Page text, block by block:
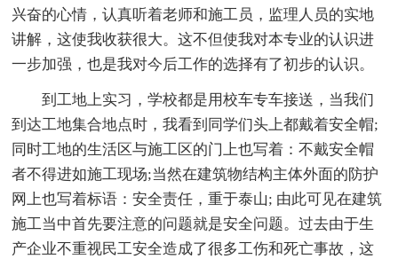
兴奋的心情，认真听着老师和施工员，监理人员的实地
讲解，这使我收获很大。这不但使我对本专业的认识进
一步加强，也是我对今后工作的选择有了初步的认识。
到工地上实习，学校都是用校车专车接送，当我们
到达工地集合地点时，我看到同学们头上都戴着安全帽;
同时工地的生活区与施工区的门上也写着：不戴安全帽
者不得进如施工现场;当然在建筑物结构主体外面的防护
网上也写着标语：安全责任，重于泰山; 由此可见在建筑
施工当中首先要注意的问题就是安全问题。过去由于生
产企业不重视民工安全造成了很多工伤和死亡事故，这